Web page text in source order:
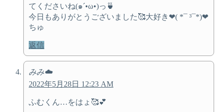
てくださいね(๑´•ω•)っ🍵
今日もありがとうございました🥰大好き❤( *¯ ³¯*)❤
ちゅ
返信
みみ☁️
2022年5月28日 12:23 AM
ふむくん…をはょ🥰💕